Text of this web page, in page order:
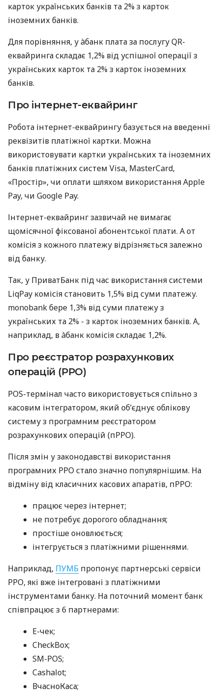
карток українських банків та 2% з карток
іноземних банків.
Для порівняння, у àбанк плата за послугу QR-
еквайринга складає 1,2% від успішної операції з
українських карток та 2% з карток іноземних
банків.
Про інтернет-еквайринг
Робота інтернет-еквайрингу базується на введенні
реквізитів платіжної картки. Можна
використовувати картки українських та іноземних
банків платіжних систем Visa, MasterCard,
«Простір», чи оплати шляхом використання Apple
Pay, чи Google Pay.
Інтернет-еквайринг зазвичай не вимагає
щомісячної фіксованої абонентської плати. А от
комісія з кожного платежу відрізняється залежно
від банку.
Так, у ПриватБанк під час використання системи
LiqPay комісія становить 1,5% від суми платежу.
monobank бере 1,3% від суми платежу з
українських та 2% - з карток іноземних банків. А,
наприклад, в àбанк комісія складає 1,2%.
Про реєстратор розрахункових
операцій (РРО)
POS-термінал часто використовується спільно з
касовим інтегратором, який об’єднує облікову
систему з програмним реєстратором
розрахункових операцій (пРРО).
Після змін у законодавстві використання
програмних РРО стало значно популярнішим. На
відміну від класичних касових апаратів, пРРО:
працює через інтернет;
не потребує дорогого обладнання;
простіше оновлюється;
інтегрується з платіжними рішеннями.
Наприклад, ПУМБ пропонує партнерські сервіси
РРО, які вже інтегровані з платіжними
інструментами банку. На поточний момент банк
співпрацює з 6 партнерами:
E-чек;
CheckBox;
SM-POS;
Cashalot;
ВчасноКаса;